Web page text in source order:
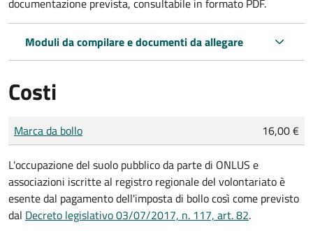
Moduli da compilare e documenti da allegare
Costi
Tipo di pagamento
Importo
Marca da bollo 16,00 €
L'occupazione del suolo pubblico da parte di ONLUS e
associazioni iscritte al registro regionale del volontariato è
esente dal pagamento dell'imposta di bollo così come previsto
dal Decreto legislativo 03/07/2017, n. 117, art. 82.